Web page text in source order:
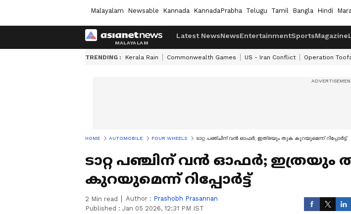
Malayalam Newsable Kannada KannadaPrabha Telugu Tamil Bangla Hindi
Latest NewsNewsEntertainmentSportsMagazine
TRENDING : Kerala Rain Commonwealth Games US - Iran Conflict Operation
HOME AUTOMOBILE FOUR WHEELS ടാറ്റ പഞ്ചിന് വൻ ഓഫർ; ഇത്രയും തുക കുറയുമെന്ന് റിപ്പോർട്ട്
ടാറ്റ പഞ്ചിന് വൻ ഓഫർ; ഇത്രയും
കുറയുമെന്ന് റിപ്പോർട്ട്
2 Min read Author : Prashobh Prasannan
Published : Jan 05 2026, 12:31 PM IST